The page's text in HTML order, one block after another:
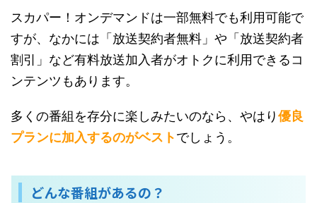
スカパー！オンデマンドは一部無料でも利用可能で
すが、なかには「放送契約者無料」や「放送契約者
割引」など有料放送加入者がオトクに利用できるコ
ンテンツもあります。
多くの番組を存分に楽しみたいのなら、やはり優良
プランに加入するのがベストでしょう。
どんな番組があるの？